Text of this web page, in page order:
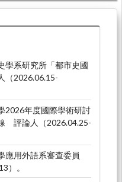
學系研究所「都市史國
（2026.06.15-
2026年度國際學術研討
評論人（2026.04.25-
應用外語系審查委員
）。